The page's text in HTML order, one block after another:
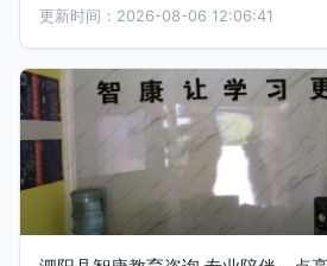
更新时间：2026-08-06 12:06:41